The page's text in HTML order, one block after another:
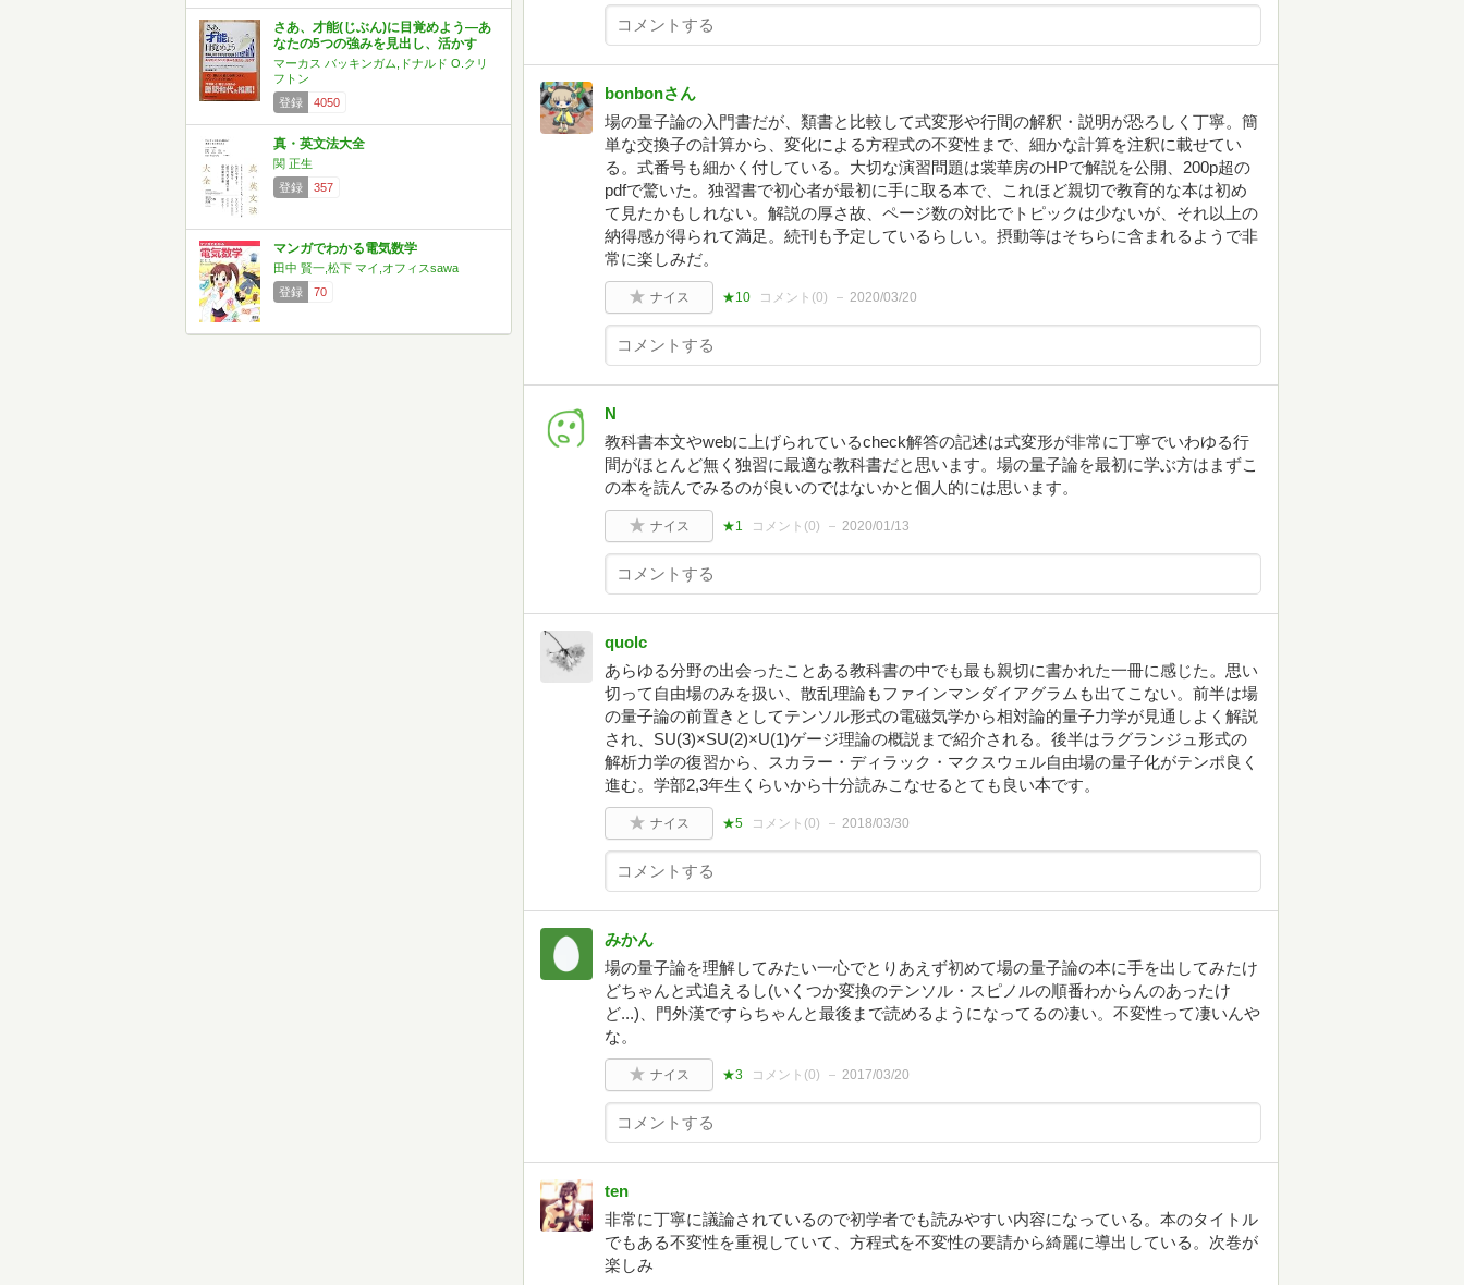
さあ、才能(じぶん)に目覚めよう―あ
なたの5つの強みを見出し、活かす
マーカス バッキンガム,ドナルド O.クリ
フトン
登録
4050
真・英文法大全
関 正生
登録
357
マンガでわかる電気数学
田中 賢一,松下 マイ,オフィスsawa
登録
70
bonbonさん
場の量子論の入門書だが、類書と比較して式変形や行間の解釈・説明が恐ろしく丁寧。簡
単な交換子の計算から、変化による方程式の不変性まで、細かな計算を注釈に載せてい
る。式番号も細かく付している。大切な演習問題は裳華房のHPで解説を公開、200p超の
pdfで驚いた。独習書で初心者が最初に手に取る本で、これほど親切で教育的な本は初め
て見たかもしれない。解説の厚さ故、ページ数の対比でトピックは少ないが、それ以上の
納得感が得られて満足。続刊も予定しているらしい。摂動等はそちらに含まれるようで非
常に楽しみだ。
ナイス ★10 コメント(0) 2020/03/20
N
教科書本文やwebに上げられているcheck解答の記述は式変形が非常に丁寧でいわゆる行
間がほとんど無く独習に最適な教科書だと思います。場の量子論を最初に学ぶ方はまずこ
の本を読んでみるのが良いのではないかと個人的には思います。
ナイス ★1 コメント(0) 2020/01/13
quolc
あらゆる分野の出会ったことある教科書の中でも最も親切に書かれた一冊に感じた。思い
切って自由場のみを扱い、散乱理論もファインマンダイアグラムも出てこない。前半は場
の量子論の前置きとしてテンソル形式の電磁気学から相対論的量子力学が見通しよく解説
され、SU(3)×SU(2)×U(1)ゲージ理論の概説まで紹介される。後半はラグランジュ形式の
解析力学の復習から、スカラー・ディラック・マクスウェル自由場の量子化がテンポ良く
進む。学部2,3年生くらいから十分読みこなせるとても良い本です。
ナイス ★5 コメント(0) 2018/03/30
みかん
場の量子論を理解してみたい一心でとりあえず初めて場の量子論の本に手を出してみたけ
どちゃんと式追えるし(いくつか変換のテンソル・スピノルの順番わからんのあったけ
ど...)、門外漢ですらちゃんと最後まで読めるようになってるの凄い。不変性って凄いんや
な。
ナイス ★3 コメント(0) 2017/03/20
ten
非常に丁寧に議論されているので初学者でも読みやすい内容になっている。本のタイトル
でもある不変性を重視していて、方程式を不変性の要請から綺麗に導出している。次巻が
楽しみ